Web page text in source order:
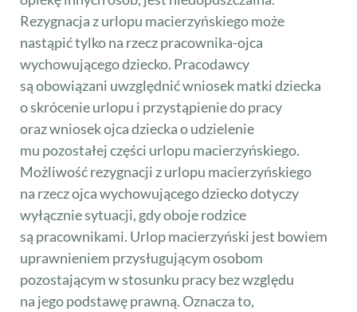
Rezygnacja z urlopu macierzyńskiego może
nastąpić tylko na rzecz pracownika-ojca
wychowującego dziecko. Pracodawcy
są obowiązani uwzględnić wniosek matki dziecka
o skrócenie urlopu i przystąpienie do pracy
oraz wniosek ojca dziecka o udzielenie
mu pozostałej części urlopu macierzyńskiego.
Możliwość rezygnacji z urlopu macierzyńskiego
na rzecz ojca wychowującego dziecko dotyczy
wyłącznie sytuacji, gdy oboje rodzice
są pracownikami. Urlop macierzyński jest bowiem
uprawnieniem przysługującym osobom
pozostającym w stosunku pracy bez względu
na jego podstawę prawną. Oznacza to,